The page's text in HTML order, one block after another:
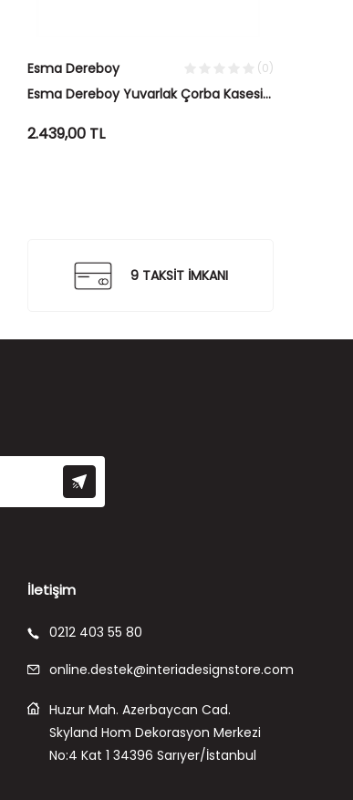
Esma Dereboy (0)
Esma Dereboy Yuvarlak Çorba Kasesi
2.439,00 TL
9 TAKSİT İMKANI
İletişim
0212 403 55 80
online.destek@interiadesignstore.com
Huzur Mah. Azerbaycan Cad.
Skyland Hom Dekorasyon Merkezi
No:4 Kat 1 34396 Sarıyer/İstanbul